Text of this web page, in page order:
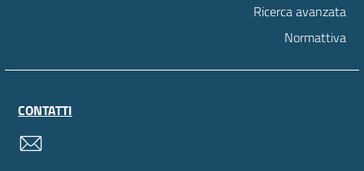
Ricerca avanzata
Normattiva
CONTATTI